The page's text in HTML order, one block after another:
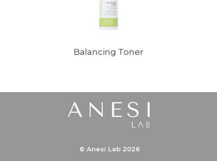
Balancing Toner
© Anesi Lab 2026